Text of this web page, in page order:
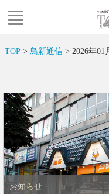
TOP> 鳥新通信> 2026年01
お知らせ